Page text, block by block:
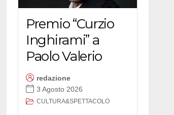
Premio “Curzio
Inghirami” a
Paolo Valerio
redazione
3 Agosto 2026
CULTURA&SPETTACOLO